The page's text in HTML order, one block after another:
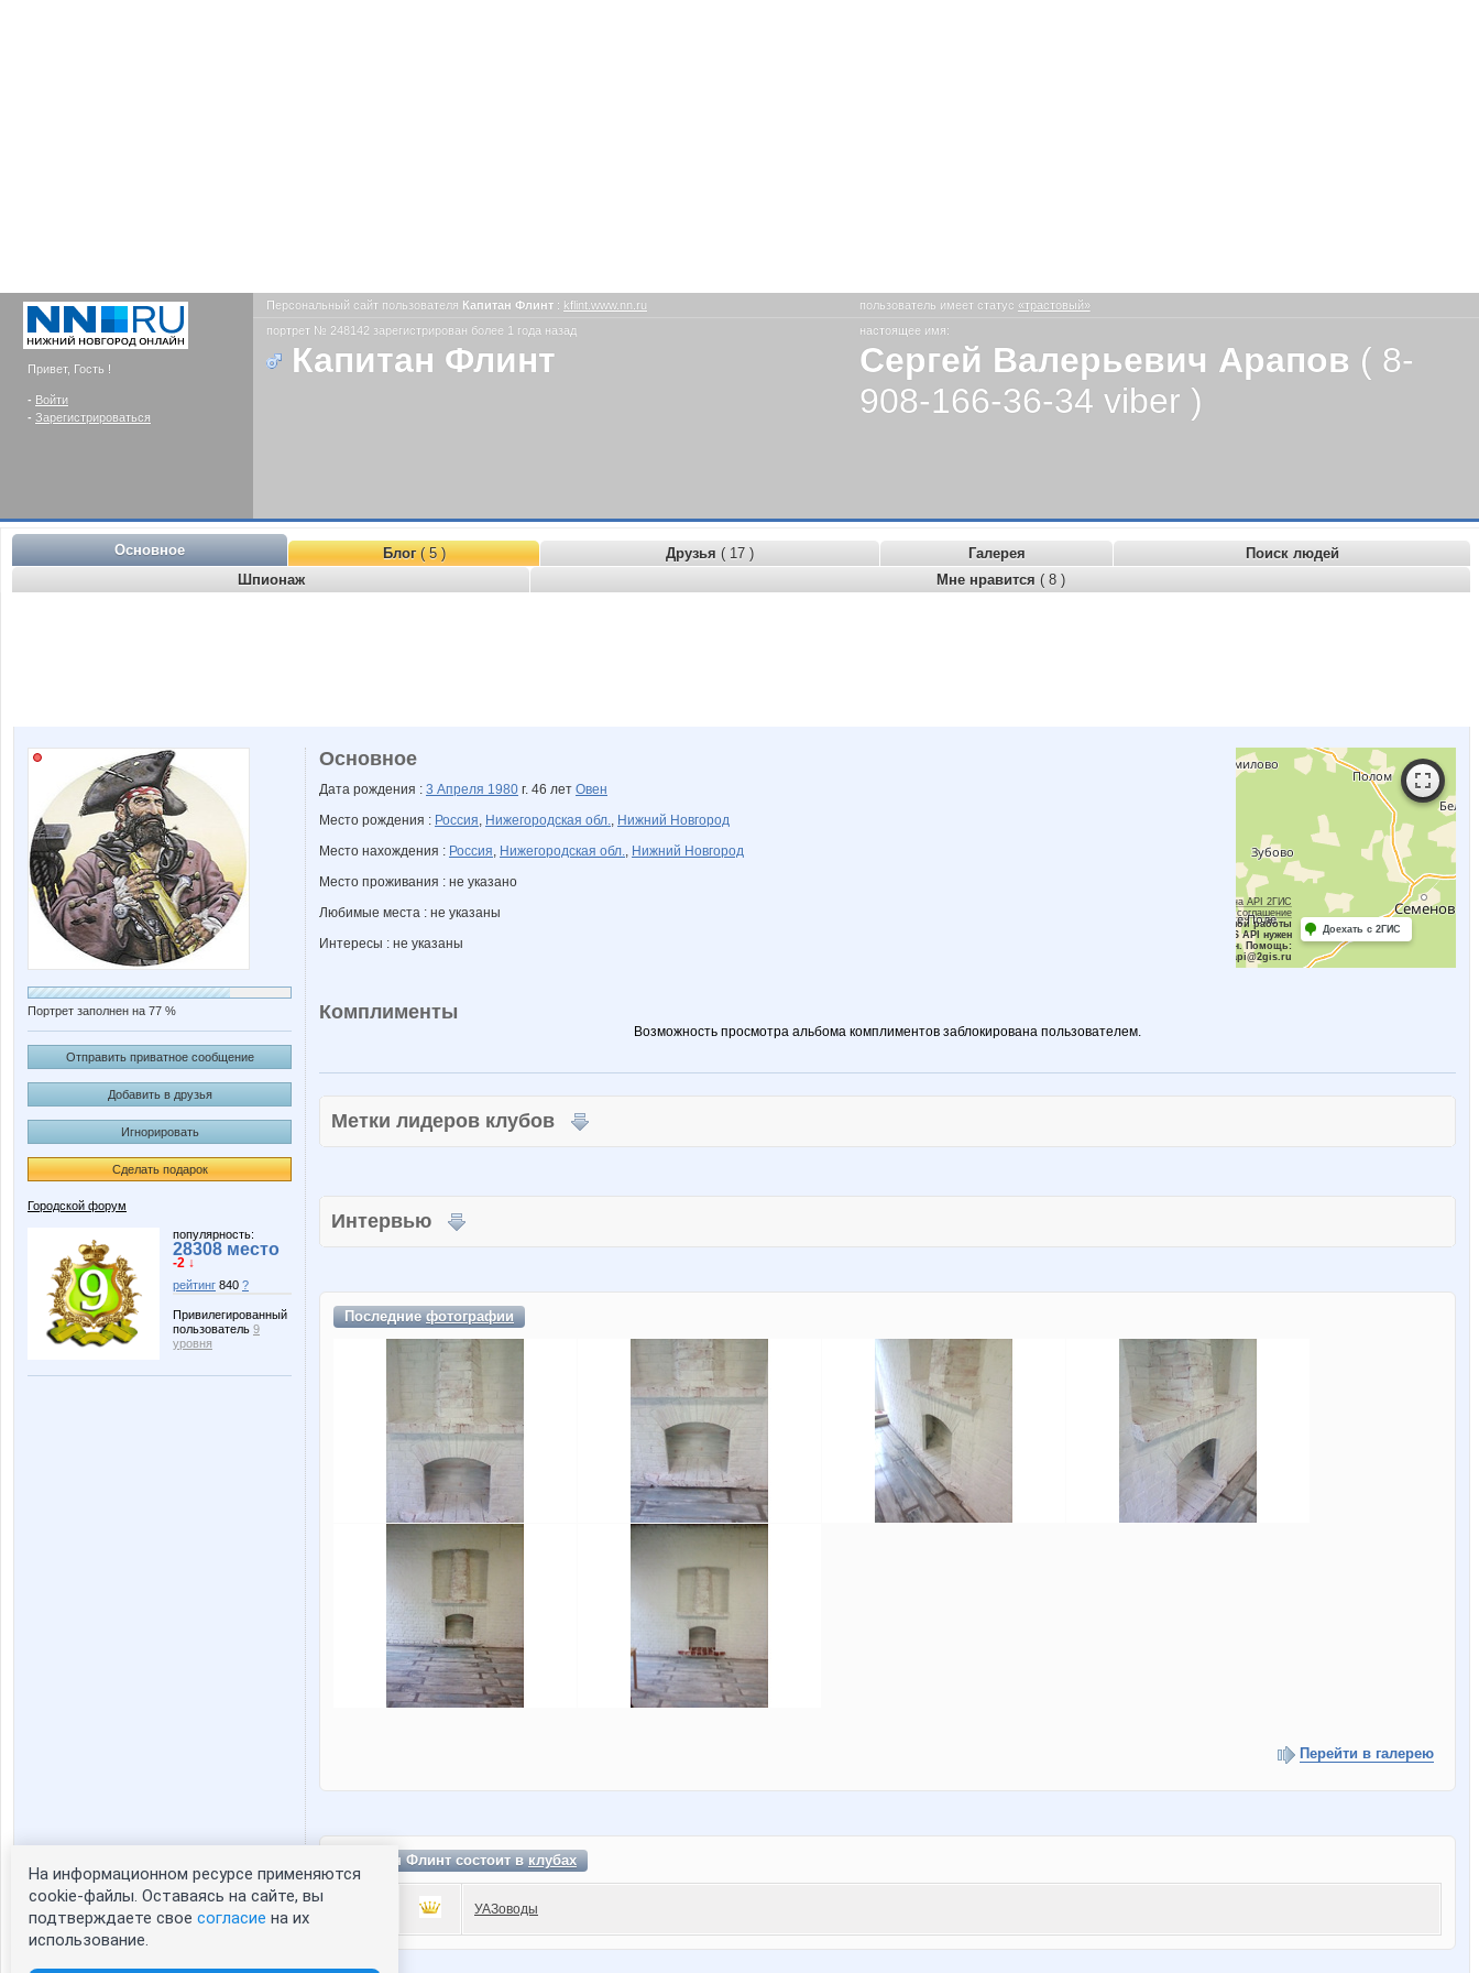
Привет, Гость !
- Войти
- Зарегистрироваться
Персональный сайт пользователя Капитан Флинт : kflint.www.nn.ru пользователь имеет статус «трастовый»
портрет № 248142 зарегистрирован более 1 года назад
Капитан Флинт
настоящее имя:
Сергей Валерьевич Арапов ( 8-
908-166-36-34 viber )
Основное Блог( 5 ) Друзья ( 17 ) Галерея
Поиск людей
Шпионаж
Мне нравится ( 8 )
Портрет заполнен на 77 %
Отправить приватное сообщение
Добавить в друзья
Игнорировать
Сделать подарок
Городской форум
популярность:
28308 место
-2 ↓
рейтинг 840 ?
Привилегированный
пользователь 9
уровня
Статистика портрета:
сейчас просматривают портрет - 0
зарегистрированные пользователи
Работает на API 2ГИС
Лицензионное соглашение
Для корректной работы
Raster JS API нужен
ключ. Помощь:
api@2gis.ru
Доехать с 2ГИС
Основное
Дата рождения : 3 Апреля 1980 г. 46 лет Овен
Место рождения : Россия, Нижегородская обл., Нижний Новгород
Место нахождения : Россия, Нижегородская обл., Нижний Новгород
Место проживания : не указано
Любимые места : не указаны
Интересы : не указаны
Комплименты
Возможность просмотра альбома комплиментов заблокирована пользователем.
Метки лидеров клубов
Интервью
Последниефотографии
Перейти в галерею
Капитан Флинт состоит вклубах
УАЗоводы
На информационном ресурсе применяются
cookie-файлы. Оставаясь на сайте, вы
подтверждаете свое согласие на их
использование.